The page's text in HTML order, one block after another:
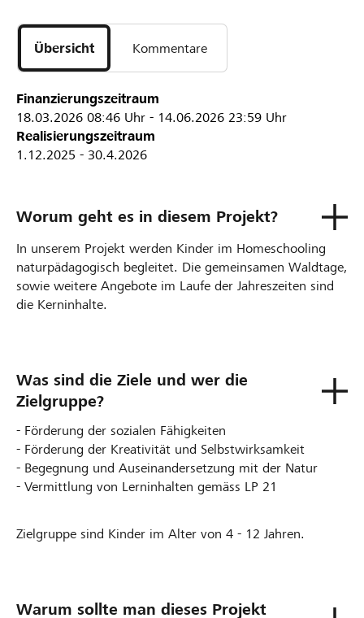
Übersicht Kommentare
Finanzierungszeitraum
18.03.2026 08:46 Uhr - 14.06.2026 23:59 Uhr
Realisierungszeitraum
1.12.2025 - 30.4.2026
Worum geht es in diesem Projekt?
In unserem Projekt werden Kinder im Homeschooling
naturpädagogisch begleitet. Die gemeinsamen Waldtage,
sowie weitere Angebote im Laufe der Jahreszeiten sind
die Kerninhalte.
Was sind die Ziele und wer die
Zielgruppe?
- Förderung der sozialen Fähigkeiten
- Förderung der Kreativität und Selbstwirksamkeit
- Begegnung und Auseinandersetzung mit der Natur
- Vermittlung von Lerninhalten gemäss LP 21
Zielgruppe sind Kinder im Alter von 4 - 12 Jahren.
Warum sollte man dieses Projekt